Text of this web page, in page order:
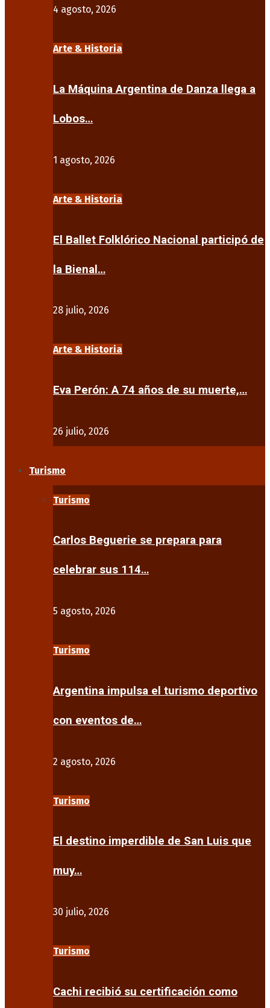
4 agosto, 2026
Arte & Historia
La Máquina Argentina de Danza llega a
Lobos…
1 agosto, 2026
Arte & Historia
El Ballet Folklórico Nacional participó de
la Bienal…
28 julio, 2026
Arte & Historia
Eva Perón: A 74 años de su muerte,…
26 julio, 2026
Turismo
Turismo
Carlos Beguerie se prepara para
celebrar sus 114…
5 agosto, 2026
Turismo
Argentina impulsa el turismo deportivo
con eventos de…
2 agosto, 2026
Turismo
El destino imperdible de San Luis que
muy…
30 julio, 2026
Turismo
Cachi recibió su certificación como